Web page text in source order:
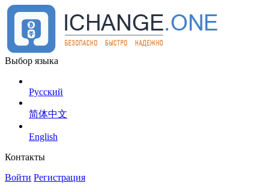
Выбор языка
Русский
简体中文
English
Контакты
Войти Регистрация